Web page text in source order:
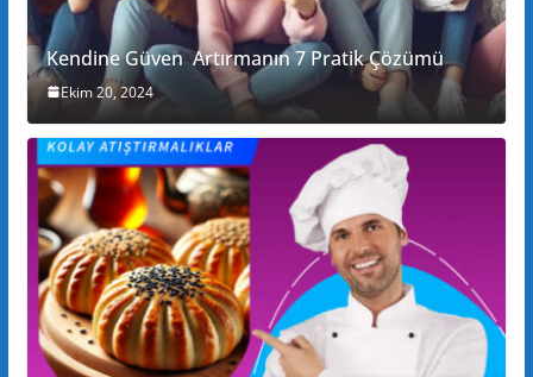
Kendine Güven Artırmanın 7 Pratik Çözümü
Ekim 20, 2024